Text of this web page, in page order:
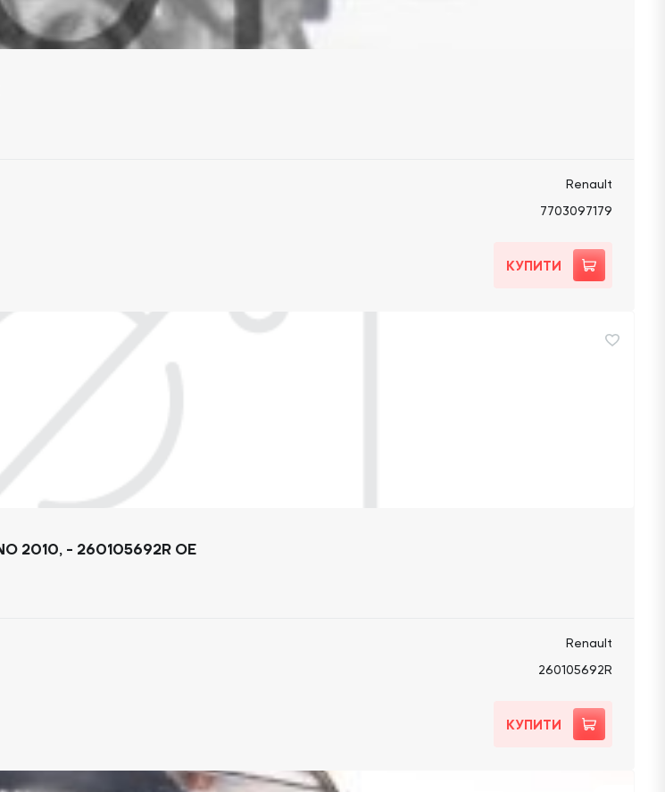
Renault
7703097179
КУПИТИ
ФАРА ПЕРЕДНЯ ПРАВА (5 ЛАМП) RENAULT MASTER, OPEL MOVANO 2010, - 260105692R OE
Renault
260105692R
КУПИТИ